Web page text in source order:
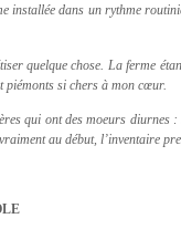
installée dans un rythme
quelque chose. La ferme
piémonts si chers à mon cœur.
qui ont des moeurs
au début, l’inventaire